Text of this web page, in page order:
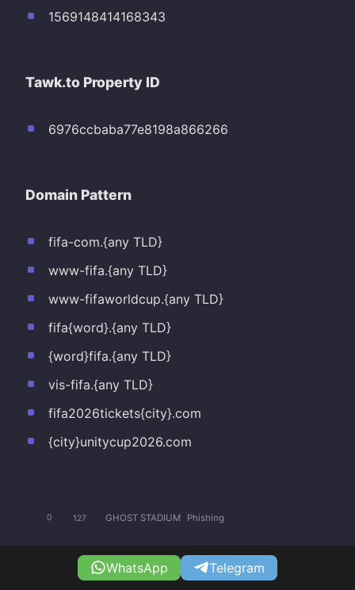
1569148414168343
Tawk.to Property ID
6976ccbaba77e8198a866266
Domain Pattern
fifa-com.{any TLD}
www-fifa.{any TLD}
www-fifaworldcup.{any TLD}
fifa{word}.{any TLD}
{word}fifa.{any TLD}
vis-fifa.{any TLD}
fifa2026tickets{city}.com
{city}unitycup2026.com
0 127 GHOST STADIUM Phishing
WhatsApp Telegram